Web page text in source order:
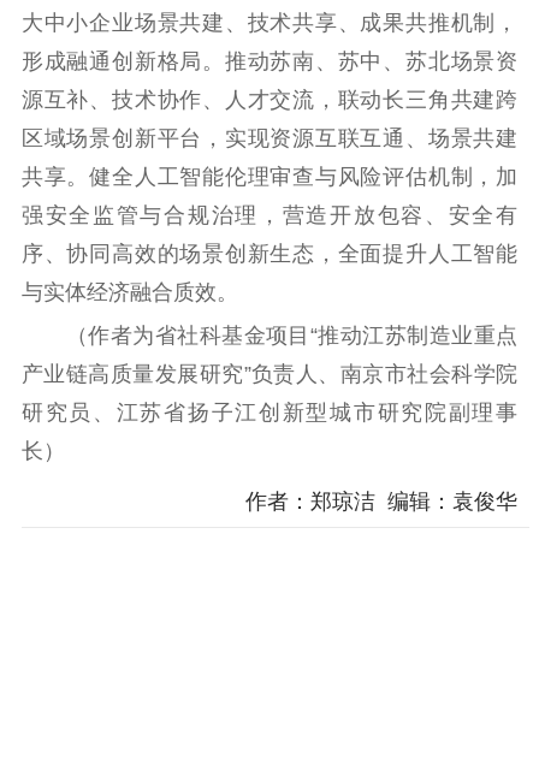
大中小企业场景共建、技术共享、成果共推机制，
形成融通创新格局。推动苏南、苏中、苏北场景资
源互补、技术协作、人才交流，联动长三角共建跨
区域场景创新平台，实现资源互联互通、场景共建
共享。健全人工智能伦理审查与风险评估机制，加
强安全监管与合规治理，营造开放包容、安全有
序、协同高效的场景创新生态，全面提升人工智能
与实体经济融合质效。
（作者为省社科基金项目“推动江苏制造业重点
产业链高质量发展研究”负责人、南京市社会科学院
研究员、江苏省扬子江创新型城市研究院副理事
长）
作者：郑琼洁 编辑：袁俊华